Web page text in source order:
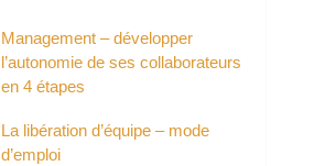
Management – développer
l’autonomie de ses collaborateurs
en 4 étapes
La libération d’équipe – mode
d’emploi